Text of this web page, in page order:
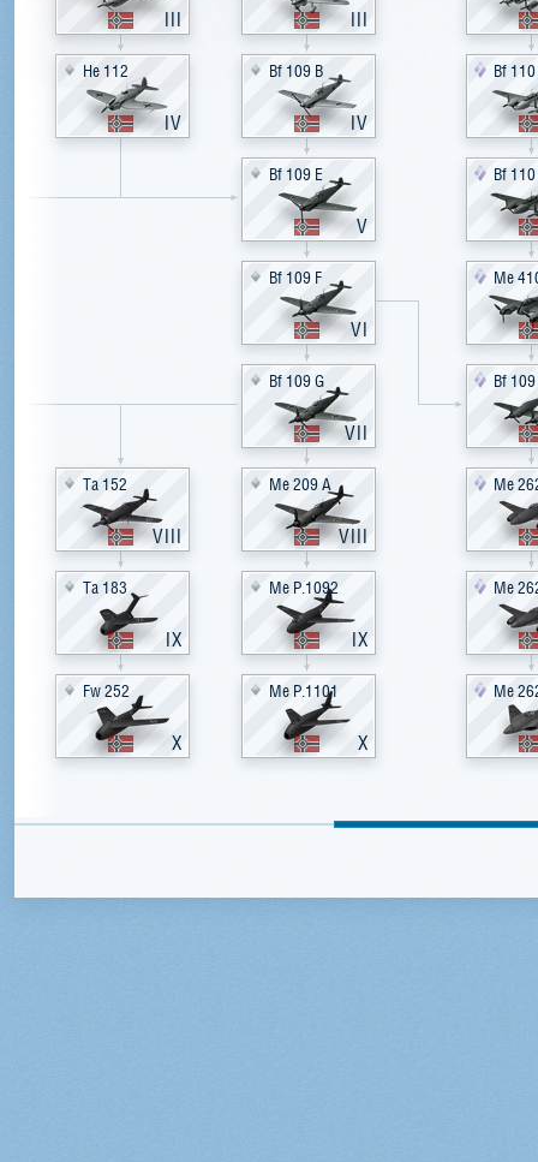
III
He 112
IV
Ta 152
VIII
Ta 183
IX
Fw 252
X
III
Bf 109 B
IV
Bf 109 E
V
Bf 109 F
VI
Bf 109 G
VII
Me 209 A
VIII
Me P.1092
IX
Me P.1101
X
Bf
Bf
Me
Bf
Me
Me
Me